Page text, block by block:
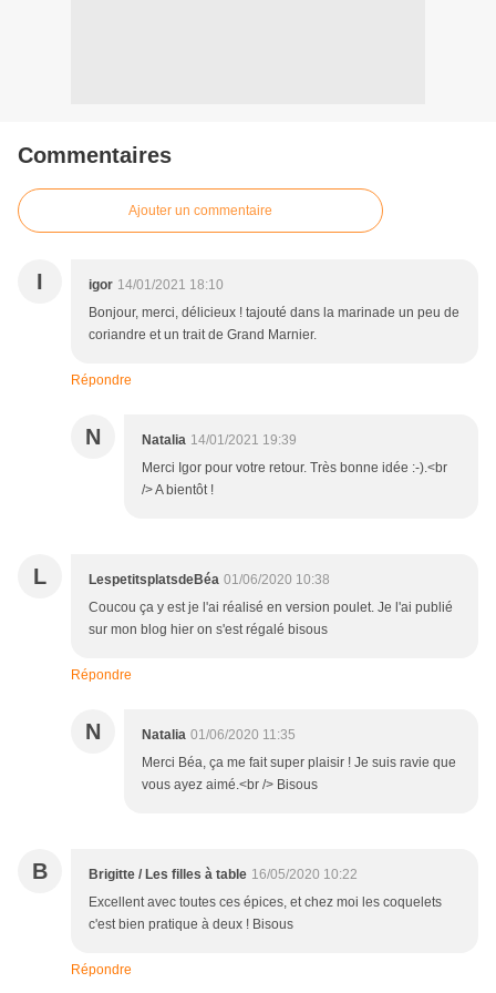
Commentaires
Ajouter un commentaire
I igor 14/01/2021 18:10
Bonjour, merci, délicieux ! tajouté dans la marinade un peu de
coriandre et un trait de Grand Marnier.
Répondre
N Natalia 14/01/2021 19:39
Merci Igor pour votre retour. Très bonne idée :-).<br
/> A bientôt !
L LespetitsplatsdeBéa 01/06/2020 10:38
Coucou ça y est je l'ai réalisé en version poulet. Je l'ai publié
sur mon blog hier on s'est régalé bisous
Répondre
N Natalia 01/06/2020 11:35
Merci Béa, ça me fait super plaisir ! Je suis ravie que
vous ayez aimé.<br /> Bisous
B Brigitte / Les filles à table 16/05/2020 10:22
Excellent avec toutes ces épices, et chez moi les coquelets
c'est bien pratique à deux ! Bisous
Répondre